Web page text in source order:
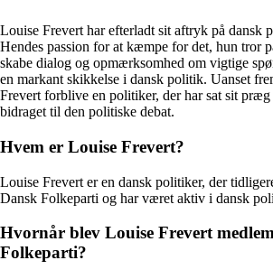
Louise Frevert har efterladt sit aftryk på dansk
Hendes passion for at kæmpe for det, hun tror
skabe dialog og opmærksomhed om vigtige
en markant skikkelse i dansk politik. Uanset
Frevert forblive en politiker, der har sat sit præg
bidraget til den politiske debat.
Hvem er Louise Frevert?
Louise Frevert er en dansk politiker, der
Dansk Folkeparti og har været aktiv i dansk
Hvornår blev Louise Frevert
Folkeparti?